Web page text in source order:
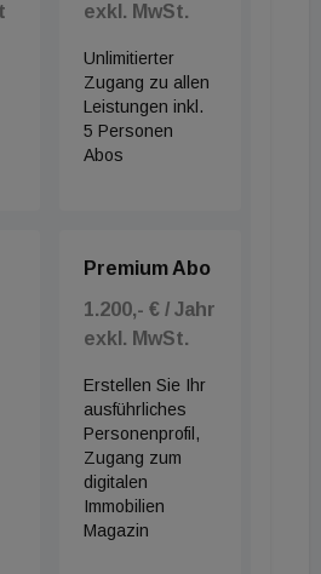
exkl. MwSt.
Unlimitierter
Zugang zu allen
Leistungen inkl.
5 Personen
Abos
Premium Abo
1.200,- € / Jahr
exkl. MwSt.
Erstellen Sie Ihr
ausführliches
Personenprofil,
Zugang zum
digitalen
Immobilien
Magazin